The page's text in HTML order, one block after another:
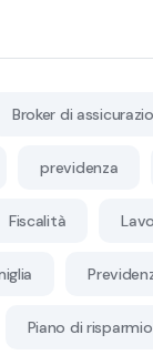
Broker di
previdenza
Fiscalità
Piano di